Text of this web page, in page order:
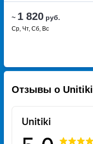
~ 1 820 руб.
Ср, Чт, Сб, Вс
Отзывы о Unitiki